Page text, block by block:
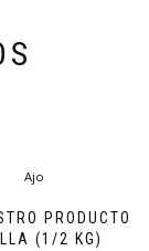
PRODUCTO
(1/2 KG)